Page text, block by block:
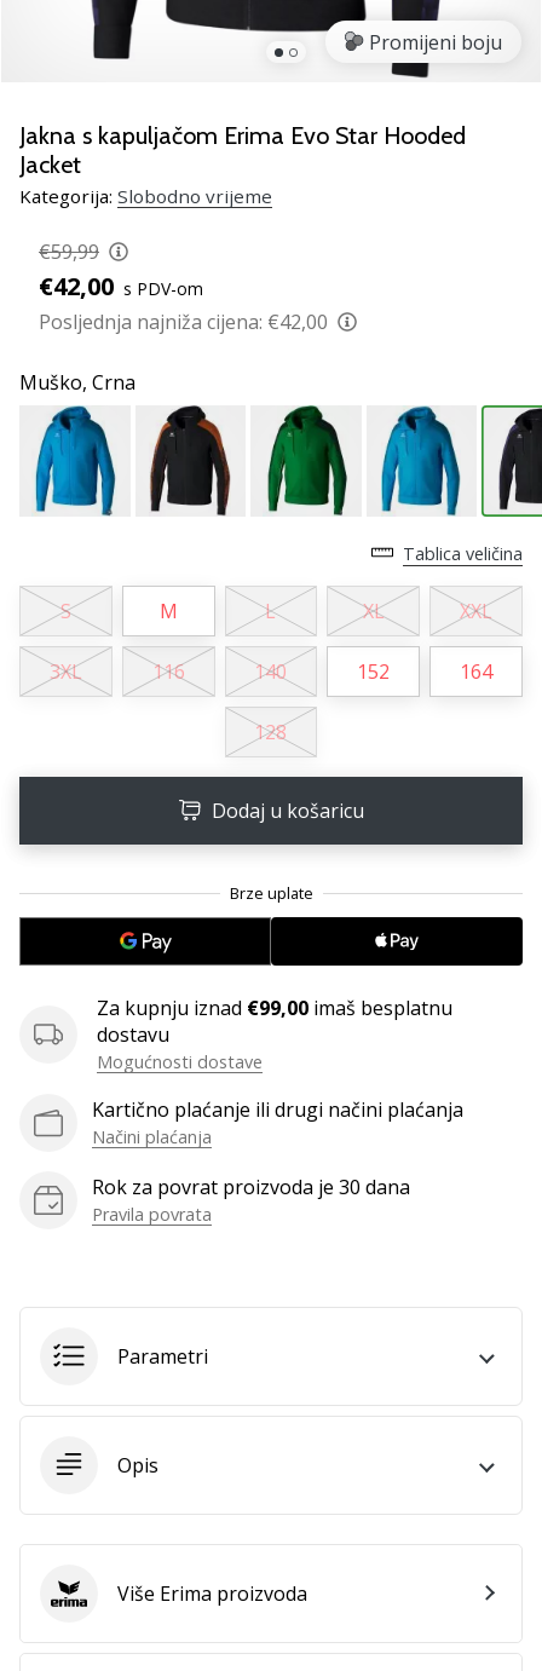
Pronađite
savršen
odbojku!
Pogledajte
naš
vodič
odaberite
obuću,
odjeću
najboljih
marki
na
tržištu.
1 min. čitanja
Postani
ambasadorom
našeg
odbojku
odbojku
nas?
brend
ambasador.
sve
članke
Promijeni boju
Jakna s kapuljačom Erima Evo Star Hooded
Jacket
Kategorija: Slobodno vrijeme
€59,99
€42,00 s PDV-om
Posljednja najniža cijena: €42,00
Muško, Crna
Tablica veličina
S M L XL XXL
3XL 116 140 152 164
128
Dodaj u košaricu
Za kupnju iznad €99,00 imaš besplatnu
dostavu
Mogućnosti dostave
Kartično plaćanje ili drugi načini plaćanja
Načini plaćanja
Rok za povrat proizvoda je 30 dana
Pravila povrata
Parametri
Opis
Erima Više Erima proizvoda